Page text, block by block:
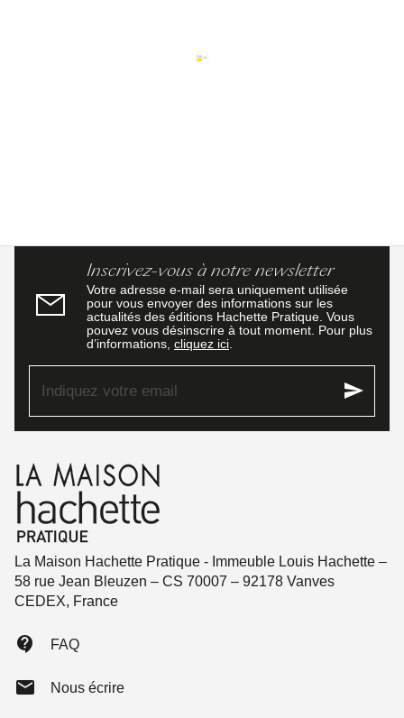
Inscrivez-vous à notre newsletter
Votre adresse e-mail sera uniquement utilisée
pour vous envoyer des informations sur les
actualités des éditions Hachette Pratique. Vous
pouvez vous désinscrire à tout moment. Pour plus
d’informations, cliquez ici
Indiquez votre email send
La Maison Hachette Pratique - Immeuble Louis Hachette –
58 rue Jean Bleuzen – CS 70007 – 92178 Vanves
CEDEX, France
contact_support FAQ
mail Nous écrire